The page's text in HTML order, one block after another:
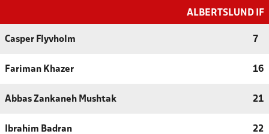
ALBERTSLUND IF
Casper Flyvholm 7
Fariman Khazer 16
Abbas Zankaneh Mushtak 21
Ibrahim Badran 22